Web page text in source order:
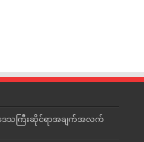
ေသကြီးဆိုင်ရာအချက်အလက်